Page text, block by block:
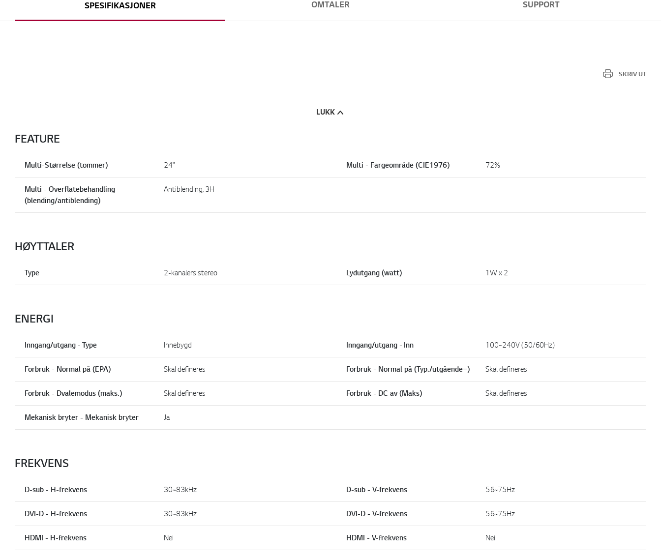
SPESIFIKASJONER OMTALER SUPPORT
SKRIV UT
LUKK
FEATURE
Multi-Størrelse (tommer) 24" Multi - Fargeområde (CIE1976) 72%
Multi - Overflatebehandling
(blending/antiblending)
Antiblending, 3H
HØYTTALER
Type 2-kanalers stereo Lydutgang (watt) 1W x 2
ENERGI
Inngang/utgang - Type Innebygd Inngang/utgang - Inn 100~240V (50/60Hz)
Forbruk - Normal på (EPA) Skal defineres Forbruk - Normal på (Typ./utgående=) Skal defineres
Forbruk - Dvalemodus (maks.) Skal defineres Forbruk - DC av (Maks) Skal defineres
Mekanisk bryter - Mekanisk bryter Ja
FREKVENS
D-sub - H-frekvens 30~83kHz D-sub - V-frekvens 56~75Hz
DVI-D - H-frekvens 30~83kHz DVI-D - V-frekvens 56~75Hz
HDMI - H-frekvens Nei HDMI - V-frekvens Nei